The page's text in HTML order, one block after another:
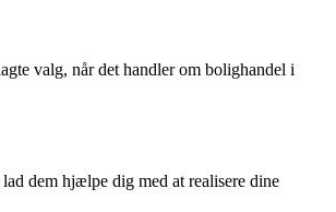
valg, når det handler om bolighandel i
dem hjælpe dig med at realisere dine